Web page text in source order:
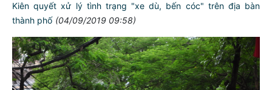
Kiên quyết xử lý tình trạng "xe dù, bến cóc" trên địa bàn
thành phố (04/09/2019 09:58)